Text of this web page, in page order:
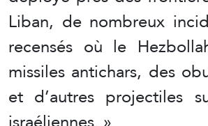
Liban, de nombreux
recensés où le
missiles antichars, des
et d’autres projectiles